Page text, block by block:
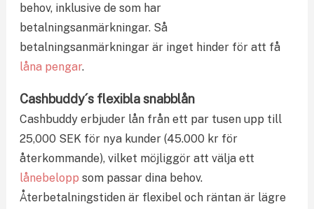
behov, inklusive de som har
betalningsanmärkningar. Så
betalningsanmärkningar är inget hinder för att få
låna pengar.
Cashbuddy´s flexibla snabblån
Cashbuddy erbjuder lån från ett par tusen upp till
25,000 SEK för nya kunder (45.000 kr för
återkommande), vilket möjliggör att välja ett
lånebelopp som passar dina behov.
Återbetalningstiden är flexibel och räntan är lägre